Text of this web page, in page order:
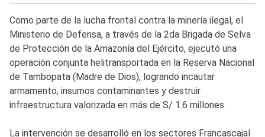
Como parte de la lucha frontal contra la minería ilegal, el
Ministerio de Defensa, a través de la 2da Brigada de Selva
de Protección de la Amazonía del Ejército, ejecutó una
operación conjunta helitransportada en la Reserva Nacional
de Tambopata (Madre de Dios), logrando incautar
armamento, insumos contaminantes y destruir
infraestructura valorizada en más de S/ 1.6 millones.
La intervención se desarrolló en los sectores Francascajal